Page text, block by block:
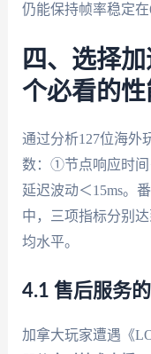
仍能保持帧率稳定在
四、选择
个必看的
通过分析127位海外
数：①节点响应时
延迟波动＜15ms。
中，三项指标分别达
均水平。
4.1 售后服务
加拿大玩家遭遇《